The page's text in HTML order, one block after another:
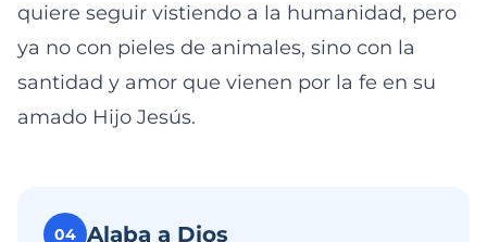
quiere seguir vistiendo a la humanidad, pero
ya no con pieles de animales, sino con la
santidad y amor que vienen por la fe en su
amado Hijo Jesús.
04 Alaba a Dios